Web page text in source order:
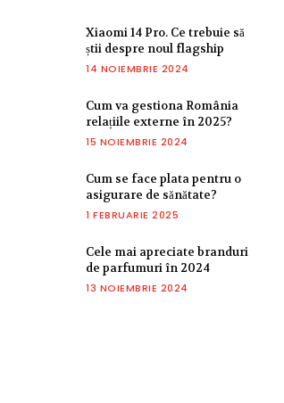
Xiaomi 14 Pro. Ce trebuie să
știi despre noul flagship
14 NOIEMBRIE 2024
Cum va gestiona România
relațiile externe în 2025?
15 NOIEMBRIE 2024
Cum se face plata pentru o
asigurare de sănătate?
1 FEBRUARIE 2025
Cele mai apreciate branduri
de parfumuri în 2024
13 NOIEMBRIE 2024